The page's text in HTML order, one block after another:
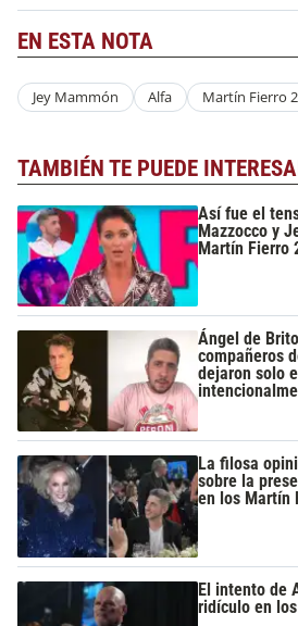
EN ESTA NOTA
Jey Mammón Alfa Martín Fierro
TAMBIÉN TE PUEDE
Así fue el
Mazzocco y
Martín Fierro
Ángel de
compañeros
dejaron solo
La filosa
sobre la
en los Martín
El intento de
ridículo en